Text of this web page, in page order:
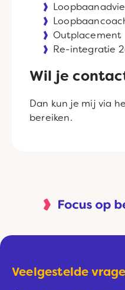
Outplacement
Re-integratie
Wil je
Dan kun je mij via
bereiken.
Veelgestelde